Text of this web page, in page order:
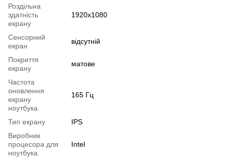
Роздільна
здатність
екрану
1920x1080
Сенсорний
екран
відсутній
Покриття
екрану
матове
Частота
оновлення
екрану
ноутбука
165 Гц
Тип екрану
IPS
Виробник
процесора для
ноутбука
Intel